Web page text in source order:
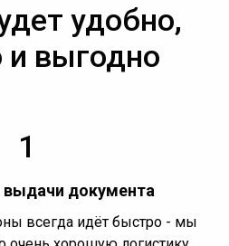
удобно,
и выгодно
1
выдачи документа
всегда идёт быстро - мы